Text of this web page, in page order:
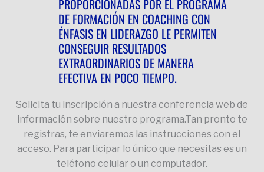
PROPORCIONADAS POR EL PROGRAMA
DE FORMACIÓN EN COACHING CON
ÉNFASIS EN LIDERAZGO LE PERMITEN
CONSEGUIR RESULTADOS
EXTRAORDINARIOS DE MANERA
EFECTIVA EN POCO TIEMPO.
Solicita tu inscripción a nuestra conferencia web de
información sobre nuestro programa.Tan pronto te
registras, te enviaremos las instrucciones con el
acceso. Para participar lo único que necesitas es un
teléfono celular o un computador.